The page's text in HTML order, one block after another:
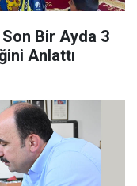
Bir Ayda 3
Anlattı